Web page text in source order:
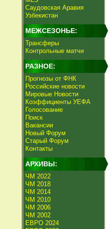
Саудовская Аравия
Узбекистан
МЕЖСЕЗОНЬЕ:
Трансферы
Контрольные матчи
РАЗНОЕ:
Прогнозы от ФНК
Российские новости
Мировые Новости
Коэффициенты УЕФА
Голосование
Поиск
Вакансии
Новый Форум
Старый Форум
Контакты
АРХИВЫ:
ЧМ 2022
ЧМ 2018
ЧМ 2014
ЧМ 2010
ЧМ 2006
ЧМ 2002
ЕВРО 2024